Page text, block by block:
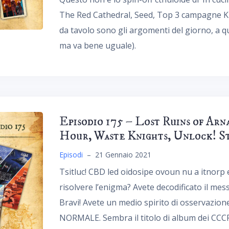
The Red Cathedral, Seed, Top 3 campagne
da tavolo sono gli argomenti del giorno, a
ma va bene uguale).
Episodio 175 – Lost Ruins of
Hour, Waste Knights, Unlock!
Episodi – 21 Gennaio 2021
Tsitluc! CBD led oidosipe ovoun nu a itnorp
risolvere l’enigma? Avete decodificato il
Bravi! Avete un medio spirito di
NORMALE. Sembra il titolo di album dei